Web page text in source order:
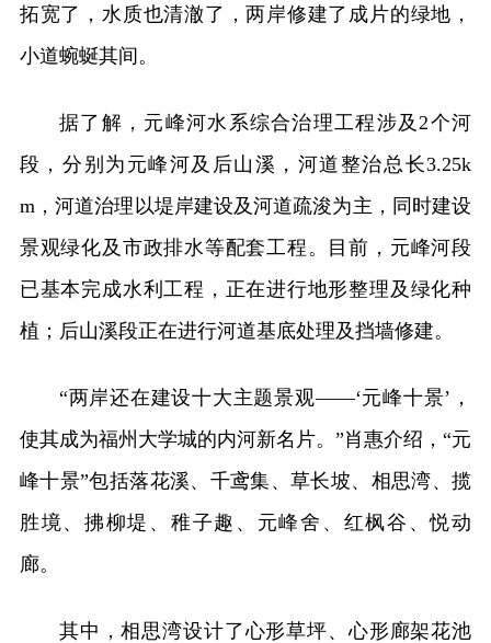
拓宽了，水质也清澈了，两岸修建了成片的绿地，
小道蜿蜒其间。
据了解，元峰河水系综合治理工程涉及2个河
段，分别为元峰河及后山溪，河道整治总长3.25k
m，河道治理以堤岸建设及河道疏浚为主，同时建设
景观绿化及市政排水等配套工程。目前，元峰河段
已基本完成水利工程，正在进行地形整理及绿化种
植；后山溪段正在进行河道基底处理及挡墙修建。
“两岸还在建设十大主题景观——‘元峰十景’，
使其成为福州大学城的内河新名片。”肖惠介绍，“元
峰十景”包括落花溪、千鸢集、草长坡、相思湾、揽
胜境、拂柳堤、稚子趣、元峰舍、红枫谷、悦动
廊。
其中，相思湾设计了心形草坪、心形廊架花池